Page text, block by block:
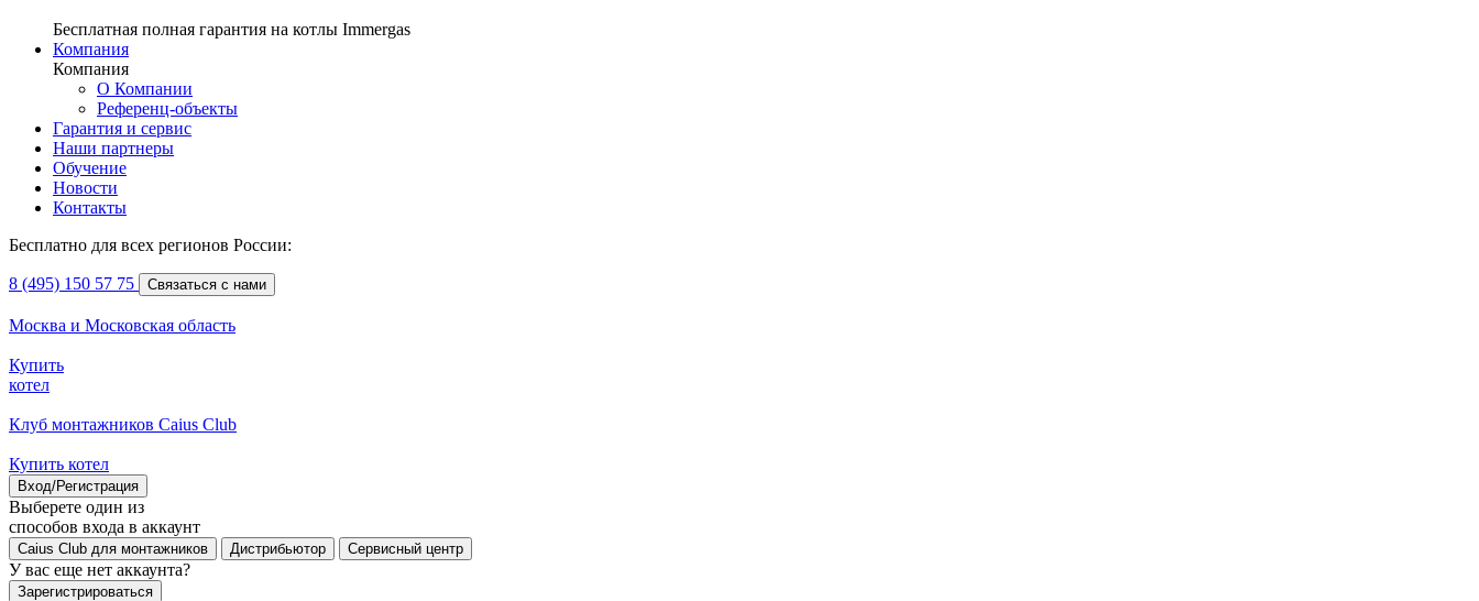
Бесплатная полная гарантия на котлы Immergas
Компания
Компания
О Компании
Референц-объекты
Гарантия и сервис
Наши партнеры
Обучение
Новости
Контакты
Бесплатно для всех регионов России:
8 (495) 150 57 75 Связаться с нами
Москва и Московская область
Купить
котел
Клуб монтажников Caius Club
Купить котел
Вход/Регистрация
Выберете один из
способов входа в аккаунт
Caius Club для монтажников Дистрибьютор Сервисный центр
У вас еще нет аккаунта?
Зарегистрироваться